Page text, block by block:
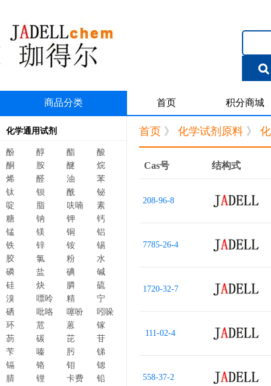
商品分类 首页 积分商城
化学通用试剂
酚 醇 酯
酸
酮
胺 醚
烷
烯
醛 油
苯
钛
钡 酰
铋
啶
脂 呋喃
素
糖
钠 钾
钙
锰
镁 铜
铝
铁
锌 铵
锡
胶
氯 粉
水
磷
盐 碘
碱
硅
炔 膦
硫
溴
嘌呤 精
宁
硒
吡咯 噻吩
吲哚
环
苊 蒽
镓
芴
碳 芘
苷
苄
嗪 肟
锑
镉
铬 钼
锶
腈
锂 卡费
铅
首页 》 化学试剂原料 》
Cas号 结构式
208-96-8
7785-26-4
1720-32-7
111-02-4
558-37-2